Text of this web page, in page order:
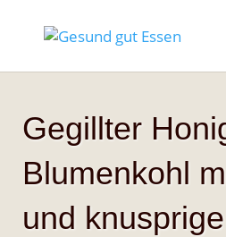
Gegillter
Blumenkohl
und